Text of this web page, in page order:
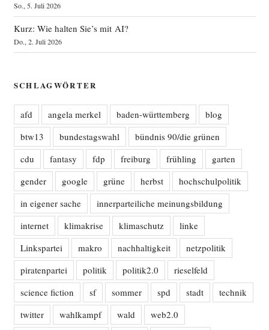
So., 5. Juli 2026
Kurz: Wie halten Sie’s mit AI?
Do., 2. Juli 2026
SCHLAGWÖRTER
afd angela merkel baden-württemberg
blog
btw13
bundestagswahl
bündnis 90/die grünen
cdu
fantasy fdp freiburg frühling
garten
gender
google grüne herbst
hochschulpolitik
in eigener sache
innerparteiliche meinungsbildung
internet
klimakrise klimaschutz
linke
Linkspartei
makro nachhaltigkeit
netzpolitik
piratenpartei
politik politik2.0
rieselfeld
science fiction
sf sommer spd stadt
technik
twitter
wahlkampf wald
web2.0